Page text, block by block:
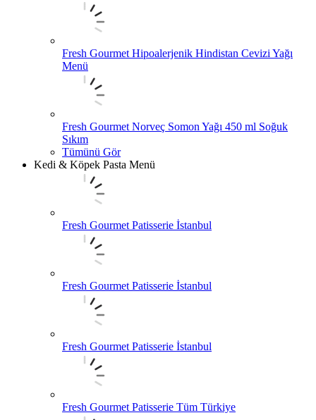
Fresh Gourmet Hipoalerjenik Hindistan Cevizi Yağı
Menü
Fresh Gourmet Norveç Somon Yağı 450 ml Soğuk
Sıkım
Tümünü Gör
Kedi & Köpek Pasta Menü
Fresh Gourmet Patisserie İstanbul
Fresh Gourmet Patisserie İstanbul
Fresh Gourmet Patisserie İstanbul
Fresh Gourmet Patisserie Tüm Türkiye